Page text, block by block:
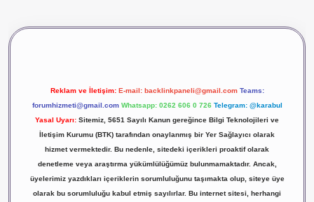
Reklam ve İletişim: E-mail: backlinkpaneli@gmail.com Teams:
forumhizmeti@gmail.com Whatsapp: 0262 606 0 726 Telegram: @karabul
Yasal Uyarı: Sitemiz, 5651 Sayılı Kanun gereğince Bilgi Teknolojileri ve
İletişim Kurumu (BTK) tarafından onaylanmış bir Yer Sağlayıcı olarak
hizmet vermektedir. Bu nedenle, sitedeki içerikleri proaktif olarak
denetleme veya araştırma yükümlülüğümüz bulunmamaktadır. Ancak,
üyelerimiz yazdıkları içeriklerin sorumluluğunu taşımakta olup, siteye üye
olarak bu sorumluluğu kabul etmiş sayılırlar. Bu internet sitesi, herhangi